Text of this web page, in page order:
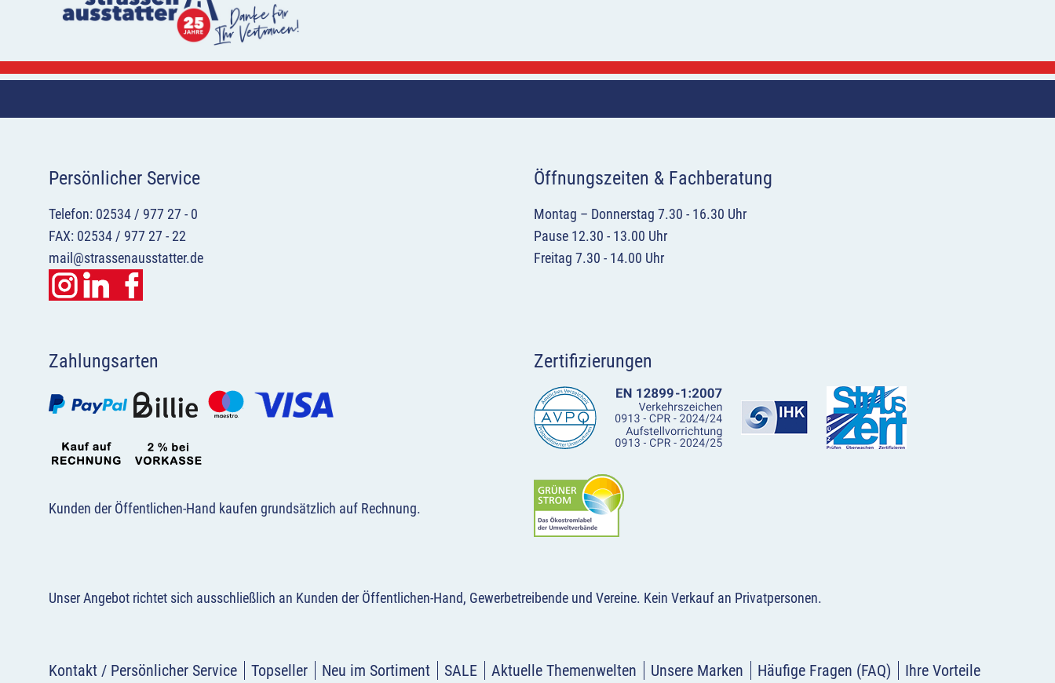
Persönlicher Service
Telefon: 02534 / 977 27 - 0
FAX: 02534 / 977 27 - 22
mail@strassenausstatter.de
Öffnungszeiten & Fachberatung
Montag – Donnerstag 7.30 - 16.30 Uhr
Pause 12.30 - 13.00 Uhr
Freitag 7.30 - 14.00 Uhr
Zahlungsarten
Kunden der Öffentlichen-Hand kaufen grundsätzlich auf Rechnung.
Zertifizierungen
Unser Angebot richtet sich ausschließlich an Kunden der Öffentlichen-Hand, Gewerbetreibende und Vereine. Kein Verkauf an Privatpersonen.
Kontakt / Persönlicher Service Topseller Neu im Sortiment SALE Aktuelle Themenwelten Unsere Marken Häufige Fragen (FAQ) Ihre Vorteile